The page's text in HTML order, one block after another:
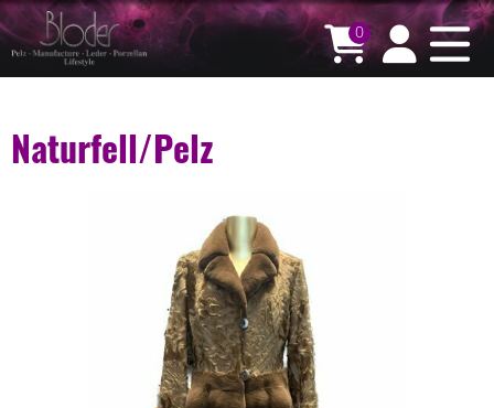
0
Naturfell/Pelz